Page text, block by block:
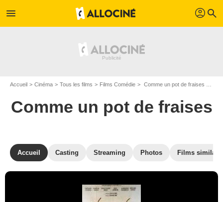
menu profil search
Accueil Cinéma Tous les films Films Comédie Comme un pot de fraises de Jean Aurel
Comme un pot de fraises
Accueil Casting Streaming Photos Films